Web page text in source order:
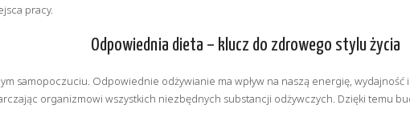
pracy.
Odpowiednia dieta – klucz do zdrowego stylu życia
samopoczuciu. Odpowiednie odżywianie ma wpływ na naszą energię,
organizmowi wszystkich niezbędnych substancji odżywczych. Dzięki temu